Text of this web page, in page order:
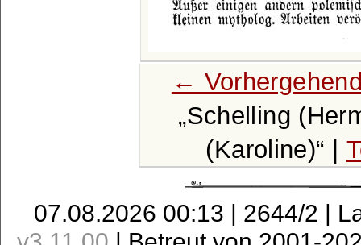
←
Schelling
(Karoline)
07.08.2026 00:13 | 2644/2 |